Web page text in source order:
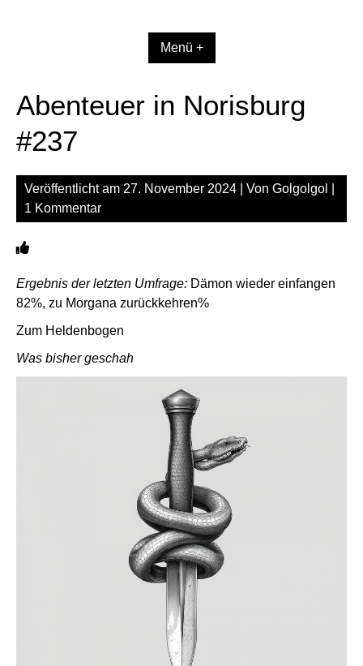
Menü +
Abenteuer in Norisburg
#237
Veröffentlicht am 27. November 2024 | Von Golgolgol
1 Kommentar
Ergebnis der letzten Umfrage: Dämon wieder einfangen
82%, zu Morgana zurückkehren%
Zum Heldenbogen
Was bisher geschah